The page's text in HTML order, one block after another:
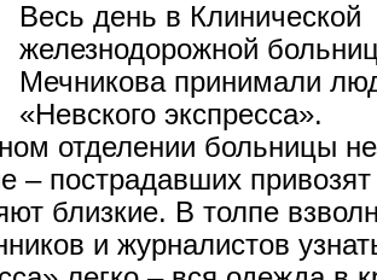
Весь день в Клинической
железнодорожной
Мечникова принимали
«Невского экспресса».
отделении больницы
– пострадавших привозят
близкие. В толпе
и журналистов